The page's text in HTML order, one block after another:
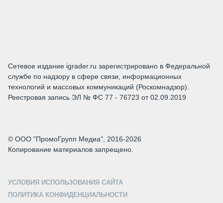
Сетевое издание igrader.ru зарегистрировано в Федеральной
службе по надзору в сфере связи, информационных
технологий и массовых коммуникаций (Роскомнадзор).
Реестровая запись ЭЛ № ФС 77 - 76723 от 02.09.2019
© ООО "ПромоГрупп Медиа", 2016-2026
Копирование материалов запрещено.
УСЛОВИЯ ИСПОЛЬЗОВАНИЯ САЙТА
ПОЛИТИКА КОНФИДЕНЦИАЛЬНОСТИ